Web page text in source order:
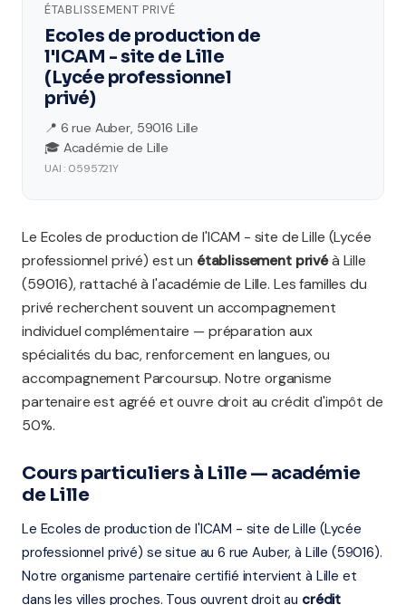
ÉTABLISSEMENT PRIVÉ
Ecoles de production de
l'ICAM - site de Lille
(Lycée professionnel
privé)
📍 6 rue Auber, 59016 Lille
🎓 Académie de Lille
UAI : 0595721Y
Le Ecoles de production de l'ICAM - site de Lille (Lycée
professionnel privé) est un établissement privéà Lille
(59016), rattaché à l'académie de Lille. Les familles du
privé recherchent souvent un accompagnement
individuel complémentaire — préparation aux
spécialités du bac, renforcement en langues, ou
accompagnement Parcoursup. Notre organisme
partenaire est agréé et ouvre droit au crédit d'impôt de
50%.
Cours particuliers à Lille — académie
de Lille
Le Ecoles de production de l'ICAM - site de Lille (Lycée
professionnel privé) se situe au 6 rue Auber, à Lille (59016).
Notre organisme partenaire certifié intervient à Lille et
dans les villes proches. Tous ouvrent droit au crédit